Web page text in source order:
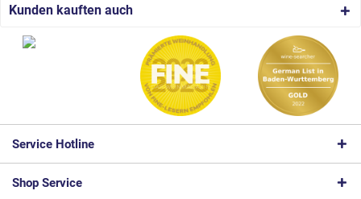
Kunden kauften auch
Service Hotline
Shop Service